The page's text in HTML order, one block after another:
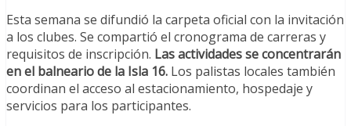
Esta semana se difundió la carpeta oficial con la invitación
a los clubes. Se compartió el cronograma de carreras y
requisitos de inscripción. Las actividades se concentrarán
en el balneario de la Isla 16. Los palistas locales también
coordinan el acceso al estacionamiento, hospedaje y
servicios para los participantes.